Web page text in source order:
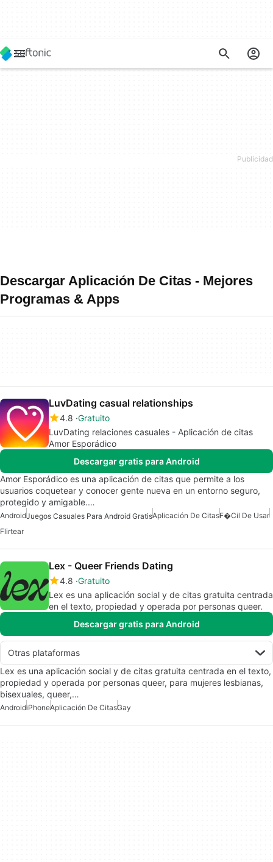
Descargar Aplicación De Citas - Mejores
Programas & Apps
LuvDating casual relationships
4.8 Gratuito
LuvDating relaciones casuales - Aplicación de citas
Amor Esporádico
Descargar gratis para Android
Amor Esporádico es una aplicación de citas que permite a los
usuarios coquetear y conocer gente nueva en un entorno seguro,
protegido y amigable.…
AndroidJuegos Casuales Para Android GratisAplicación De CitasF�cil De Usar
Flirtear
Lex - Queer Friends Dating
4.8 Gratuito
Lex es una aplicación social y de citas gratuita centrada
en el texto, propiedad y operada por personas queer.
Descargar gratis para Android
Otras plataformas
Lex es una aplicación social y de citas gratuita centrada en el texto,
propiedad y operada por personas queer, para mujeres lesbianas,
bisexuales, queer,…
AndroidiPhoneAplicación De CitasGay